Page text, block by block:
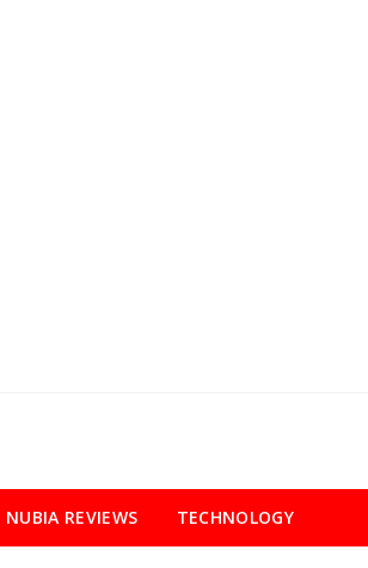
NUBIA REVIEWS TECHNOLOGY